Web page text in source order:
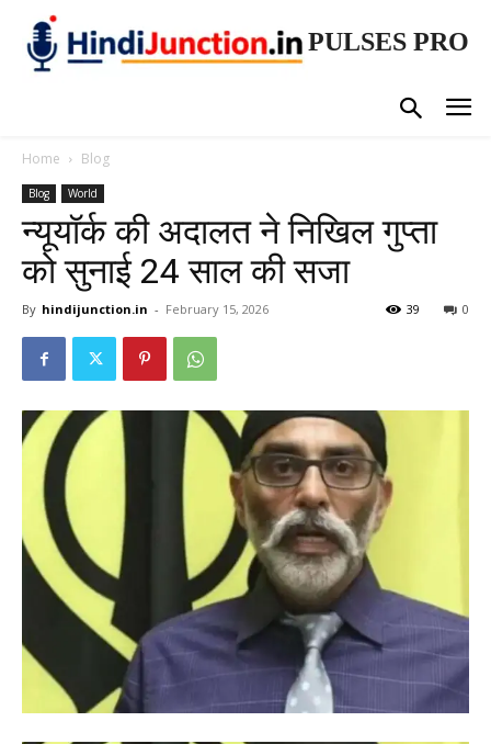
PULSES PRO
Home Blog
Blog World
न्यूयॉर्क की अदालत ने निखिल गुप्ता
को सुनाई 24 साल की सजा
By hindijunction.in - February 15, 2026 0
39